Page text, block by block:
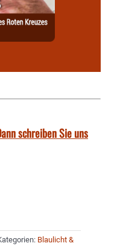
schreiben Sie uns
Blaulicht &